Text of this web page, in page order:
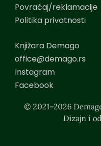
Povraćaj/reklamacije
Politika privatnosti
Knjižara Demago
office@demago.rs
Instagram
Facebook
© 2021–2026
Dizajn i